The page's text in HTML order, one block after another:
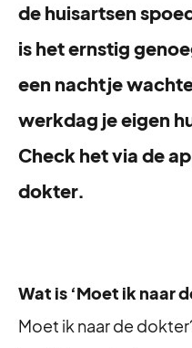
de huisartsen
is het ernstig
een nachtje
werkdag je eigen
Check het via de
dokter.
Wat is ‘Moet ik naar
Moet ik naar de